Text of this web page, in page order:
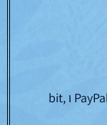
עובדים עם כל כרטיסי האשראי וגם PayPal ו bit,